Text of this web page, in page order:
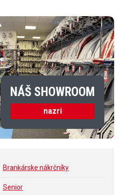
NÁŠ SHOWROOM
nazri
Brankárske nákrčníky
Senior